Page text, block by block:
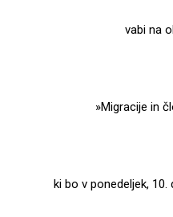
vabi na
»Migracije in
ki bo v ponedeljek,